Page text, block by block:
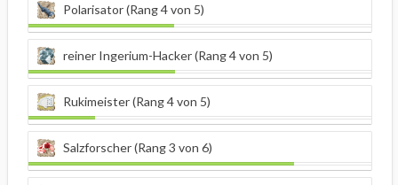
Polarisator (Rang 4 von 5)
reiner Ingerium-Hacker (Rang 4 von 5)
Rukimeister (Rang 4 von 5)
Salzforscher (Rang 3 von 6)